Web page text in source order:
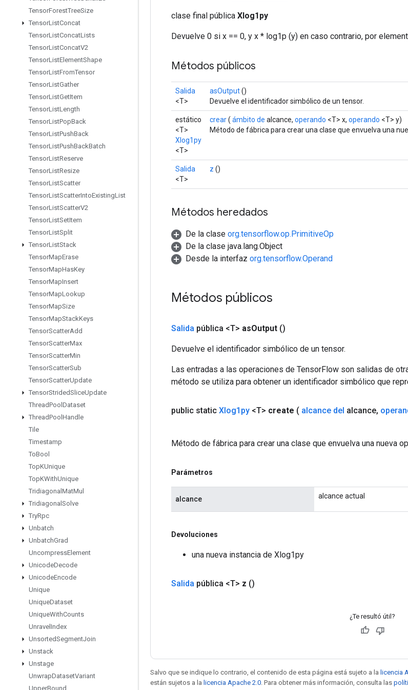
TensorForestTreeSize
TensorListConcat
TensorListConcatLists
TensorListConcatV2
TensorListElementShape
TensorListFromTensor
TensorListGather
TensorListGetItem
TensorListLength
TensorListPopBack
TensorListPushBack
TensorListPushBackBatch
TensorListReserve
TensorListResize
TensorListScatter
TensorListScatterIntoExistingList
TensorListScatterV2
TensorListSetItem
TensorListSplit
TensorListStack
TensorMapErase
TensorMapHasKey
TensorMapInsert
TensorMapLookup
TensorMapSize
TensorMapStackKeys
TensorScatterAdd
TensorScatterMax
TensorScatterMin
TensorScatterSub
TensorScatterUpdate
TensorStridedSliceUpdate
ThreadPool Dataset
ThreadPool Handle
Tile
Timestamp
ToBool
TopKUnique
TopKWithUnique
Tridiagonal MatMul
Tridiagonal Solve
TryRpc
Unbatch
UnbatchGrad
UncompressElement
UnicodeDecode
UnicodeEncode
Unique
UniqueDataset
UniqueWithCounts
Unravel Index
UnsortedSegmentJoin
Unstack
Unstage
UnwrapDatasetVariant
UpperBound
clase final pública Xlog1py
Devuelve 0 si x == 0, y x * log1p (y) en caso contrario, por
Métodos públicos
Salida
<T>
asOutput()
Devuelve el identificador simbólico de un tensor.
estático
<T>
Xlog1py
<T>
crear( ámbito de alcance, operando <T> x, operando <T> y)
Método de fábrica para crear una clase que envuelva una
Salida
<T>
z ()
Métodos heredados
De la clase org.tensorflow.op.PrimitiveOp
De la clase java.lang.Object
Desde la interfaz org.tensorflow.Operand
Métodos públicos
Salida pública <T> asOutput ()
Devuelve el identificador simbólico de un tensor.
Las entradas a las operaciones de TensorFlow son salidas de
método se utiliza para obtener un identificador simbólico que
public static Xlog1py <T> create ( alcance del alcance,
Método de fábrica para crear una clase que envuelva una nueva
Parámetros
alcance alcance actual
Devoluciones
una nueva instancia de Xlog1py
Salida pública <T> z ()
¿Te resultó útil?
Salvo que se indique lo contrario, el contenido de esta página está sujeto a la licencia
están sujetos a la licencia Apache 2.0 . Para obtener más información, consulta las